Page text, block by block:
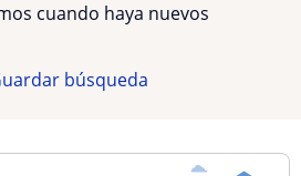
cuando haya nuevos
búsqueda